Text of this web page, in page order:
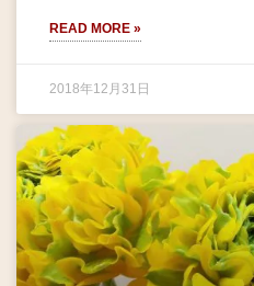
READ MORE »
2018年12月31日